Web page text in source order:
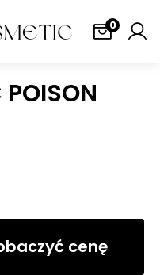
0
POISON
cenę